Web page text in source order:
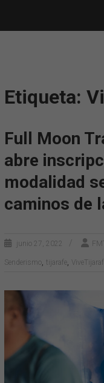
contenido
TIJARAFE
Etiqueta:
Full Moon
abre
modalidad
caminos de
junio 27, 2022
Senderismo, tijarafe,